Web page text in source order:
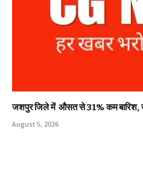
जशपुर जिले में औसत से 31% कम बारिश,
August 5, 2026